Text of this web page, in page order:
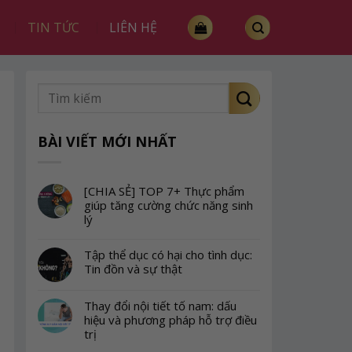
TIN TỨC LIÊN HỆ
BÀI VIẾT MỚI NHẤT
[CHIA SẺ] TOP 7+ Thực phẩm
giúp tăng cường chức năng sinh
lý
Tập thể dục có hại cho tình dục:
Tin đồn và sự thật
Thay đổi nội tiết tố nam: dấu
hiệu và phương pháp hỗ trợ điều
trị